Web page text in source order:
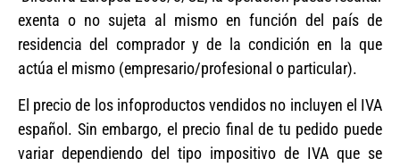
exenta o no sujeta al mismo en función del país de
residencia del comprador y de la condición en la que
actúa el mismo (empresario/profesional o particular).
El precio de los infoproductos vendidos no incluyen el IVA
español. Sin embargo, el precio final de tu pedido puede
variar dependiendo del tipo impositivo de IVA que se